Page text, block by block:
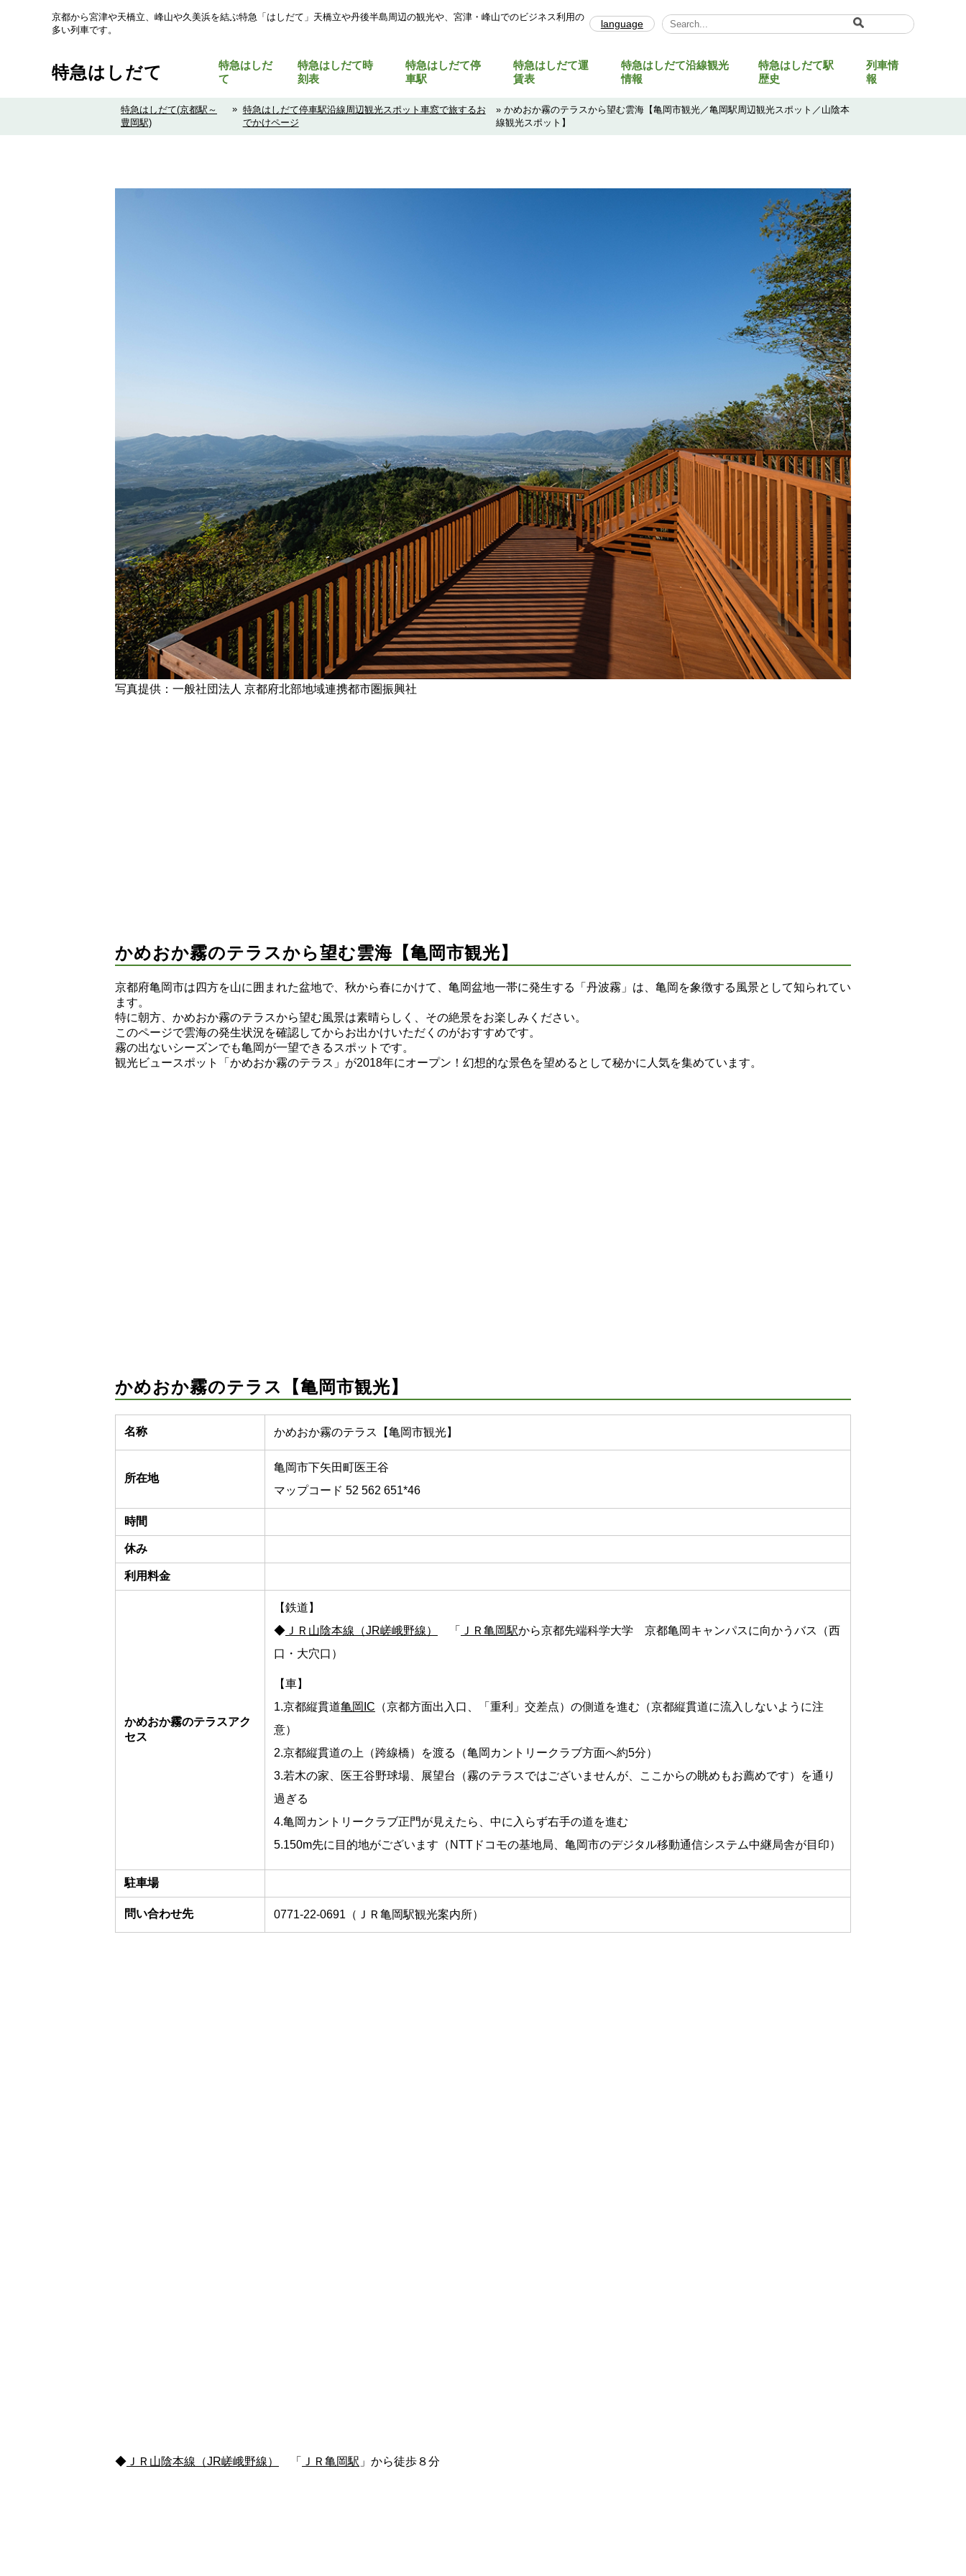
京都から宮津や天橋立、峰山や久美浜を結ぶ特急「はしだて」天橋立や丹後半島周辺の観光や、宮津・峰山でのビジネス利用の
多い列車です。
language
特急はしだて
特急はしだ
て
特急はしだて時
刻表
特急はしだて停
車駅
特急はしだて運
賃表
特急はしだて沿線観光
情報
特急はしだて駅
歴史
列車情
報
特急はしだて(京都駅～
豊岡駅)
» 特急はしだて停車駅沿線周辺観光スポット車窓で旅するお
でかけページ
» かめおか霧のテラスから望む雲海【亀岡市観光／亀岡駅周辺観光スポット／山陰本
線観光スポット】
写真提供：一般社団法人 京都府北部地域連携都市圏振興社
かめおか霧のテラスから望む雲海【亀岡市観光】
京都府亀岡市は四方を山に囲まれた盆地で、秋から春にかけて、亀岡盆地一帯に発生する「丹波霧」は、亀岡を象徴する風景として知られてい
ます。
特に朝方、かめおか霧のテラスから望む風景は素晴らしく、その絶景をお楽しみください。
このページで雲海の発生状況を確認してからお出かけいただくのがおすすめです。
霧の出ないシーズンでも亀岡が一望できるスポットです。
観光ビュースポット「かめおか霧のテラス」が2018年にオープン！幻想的な景色を望めるとして秘かに人気を集めています。
かめおか霧のテラス【亀岡市観光】
名称 かめおか霧のテラス【亀岡市観光】
所在地
亀岡市下矢田町医王谷
マップコード 52 562 651*46
時間
休み
利用料金
かめおか霧のテラスアク
セス
【鉄道】
◆ ＪＲ山陰本線（JR嵯峨野線） 「 ＪＲ亀岡駅から京都先端科学大学 京都亀岡キャンパスに向かうバス（西
口・大穴口）
【車】
1.京都縦貫道亀岡IC （京都方面出入口、「重利」交差点）の側道を進む（京都縦貫道に流入しないように注
意）
2.京都縦貫道の上（跨線橋）を渡る（亀岡カントリークラブ方面へ約5分）
3.若木の家、医王谷野球場、展望台（霧のテラスではございませんが、ここからの眺めもお薦めです）を通り
過ぎる
4.亀岡カントリークラブ正門が見えたら、中に入らず右手の道を進む
5.150m先に目的地がございます（NTTドコモの基地局、亀岡市のデジタル移動通信システム中継局舎が目印）
駐車場
問い合わせ先 0771-22-0691（ＪＲ亀岡駅観光案内所）
◆ ＪＲ山陰本線（JR嵯峨野線） 「 ＪＲ亀岡駅 」から徒歩８分